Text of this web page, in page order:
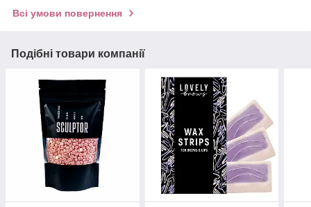
Всі умови повернення
Подібні товари компанії